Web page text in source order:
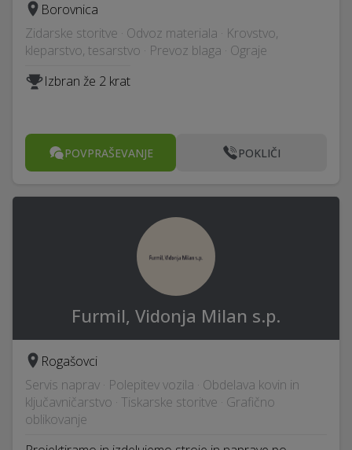
Borovnica
Zidarske storitve · Odvoz materiala · Krovstvo,
kleparstvo, tesarstvo · Prevoz blaga · Ograje
Izbran že 2 krat
POVPRAŠEVANJE POKLIČI
Furmil, Vidonja Milan s.p.
Rogašovci
Servis naprav · Polepitev vozila · Obdelava kovin in
ključavničarstvo · Tiskarske storitve · Grafično
oblikovanje